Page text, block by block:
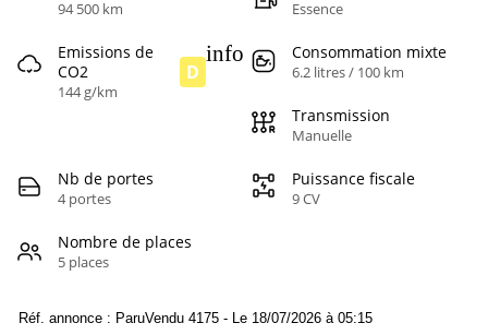
94 500 km Essence
Emissions de
CO2
144 g/km
D
info Consommation mixte
6.2 litres / 100 km
Transmission
Manuelle
Nb de portes
4 portes
Puissance fiscale
9 CV
Nombre de places
5 places
Réf. annonce : ParuVendu 4175 - Le 18/07/2026 à 05:15